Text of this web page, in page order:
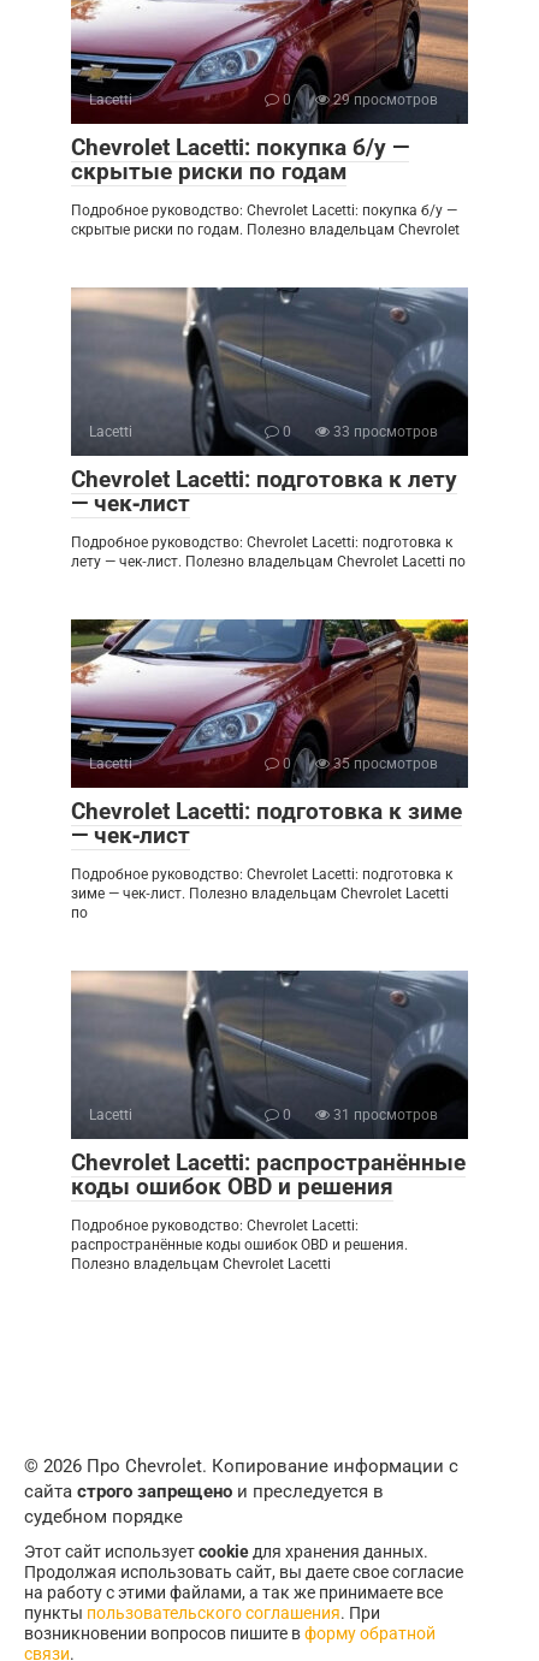
Lacetti 0 29 просмотров
Chevrolet Lacetti: покупка б/у —
скрытые риски по годам
Подробное руководство: Chevrolet Lacetti: покупка б/у —
скрытые риски по годам. Полезно владельцам Chevrolet
Lacetti 0 33 просмотров
Chevrolet Lacetti: подготовка к лету
— чек‑лист
Подробное руководство: Chevrolet Lacetti: подготовка к
лету — чек‑лист. Полезно владельцам Chevrolet Lacetti по
Lacetti 0 35 просмотров
Chevrolet Lacetti: подготовка к зиме
— чек‑лист
Подробное руководство: Chevrolet Lacetti: подготовка к
зиме — чек‑лист. Полезно владельцам Chevrolet Lacetti
по
Lacetti 0 31 просмотров
Chevrolet Lacetti: распространённые
коды ошибок OBD и решения
Подробное руководство: Chevrolet Lacetti:
распространённые коды ошибок OBD и решения.
Полезно владельцам Chevrolet Lacetti
© 2026 Про Chevrolet. Копирование информации с
сайта строго запрещено и преследуется в
судебном порядке
Этот сайт используетcookieдля хранения данных.
Продолжая использовать сайт, вы даете свое согласие
на работу с этими файлами, а так же принимаете все
пункты пользовательского соглашения. При
возникновении вопросов пишите вформу обратной
связи.